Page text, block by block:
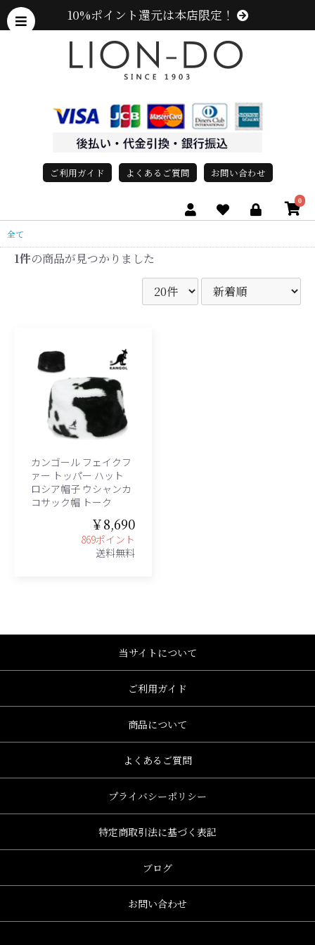
10%ポイント還元は本店限定！
ご利用ガイド よくあるご質問 お問い合わせ
0
全て
1件の商品が見つかりました
カンゴール フェイクフ
ァー トッパー ハット
ロシア帽子 ウシャンカ
コサック帽 トーク
￥8,690
869ポイント
送料無料
当サイトについて
ご利用ガイド
商品について
よくあるご質問
プライバシーポリシー
特定商取引法に基づく表記
ブログ
お問い合わせ